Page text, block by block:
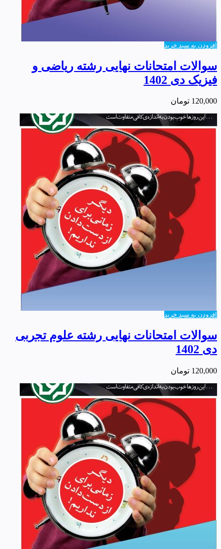
افزودن به سبد خرید
سوالات امتحانات نهایی رشته ریاضی و
فیزیک دی 1402
120,000 تومان
افزودن به سبد خرید
سوالات امتحانات نهایی رشته علوم تجربی
دی 1402
120,000 تومان